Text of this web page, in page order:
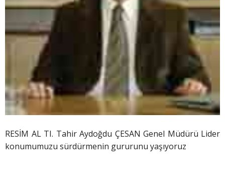
RESİM AL TI. Tahir Aydoğdu ÇESAN Genel Müdürü Lider
konumumuzu sürdürmenin gururunu yaşıyoruz